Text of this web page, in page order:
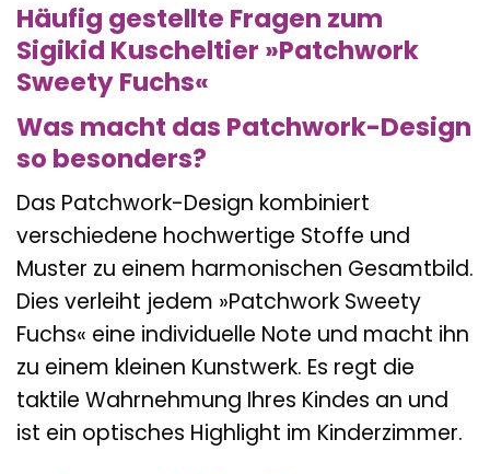
Häufig gestellte Fragen zum
Sigikid Kuscheltier »Patchwork
Sweety Fuchs«
Was macht das Patchwork-Design
so besonders?
Das Patchwork-Design kombiniert
verschiedene hochwertige Stoffe und
Muster zu einem harmonischen Gesamtbild.
Dies verleiht jedem »Patchwork Sweety
Fuchs« eine individuelle Note und macht ihn
zu einem kleinen Kunstwerk. Es regt die
taktile Wahrnehmung Ihres Kindes an und
ist ein optisches Highlight im Kinderzimmer.